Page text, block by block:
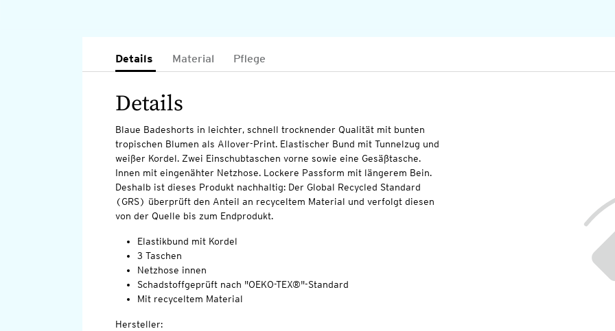
Details Material Pflege
Details
Blaue Badeshorts in leichter, schnell trocknender Qualität mit bunten
tropischen Blumen als Allover-Print. Elastischer Bund mit Tunnelzug und
weißer Kordel. Zwei Einschubtaschen vorne sowie eine Gesäßtasche.
Innen mit eingenähter Netzhose. Lockere Passform mit längerem Bein.
Deshalb ist dieses Produkt nachhaltig: Der Global Recycled Standard
(GRS) überprüft den Anteil an recyceltem Material und verfolgt diesen
von der Quelle bis zum Endprodukt.
Elastikbund mit Kordel
3 Taschen
Netzhose innen
Schadstoffgeprüft nach "OEKO-TEX®"-Standard
Mit recyceltem Material
Hersteller: